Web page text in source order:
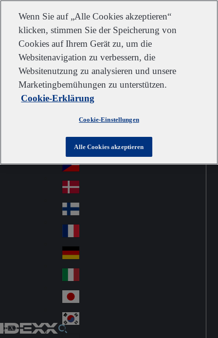
Go to home
Jump to navigation
Jump to content
Contact
Kundendienst Kontakt Newsletter KarriereLieferanten
IDEXX
Austria
Au
str
ali
a
Australia
Au
stri Brazil
Ca
na
da
Canada
Ch
ina
中国大陆
Cz
ec
h
Česko
De
nm
ark
Fin
d
Fra
nc
e
Ge
an
y
Ital
y
Jap
an
Ko
Wenn Sie auf „Alle Cookies akzeptieren“
klicken, stimmen Sie der Speicherung von
Cookies auf Ihrem Gerät zu, um die
Websitenavigation zu verbessern, die
Websitenutzung zu analysieren und unsere
Marketingbemühungen zu unterstützen.
Cookie-Erklärung
Cookie-Einstellungen
Alle Cookies akzeptieren